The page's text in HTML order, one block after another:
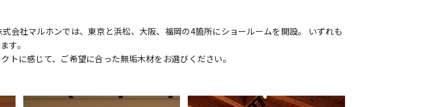
会社マルホンでは、東京と浜松、大阪、福岡の4箇所にショールームを開設。 いずれも
す。
に感じて、ご希望に合った無垢木材をお選びください。